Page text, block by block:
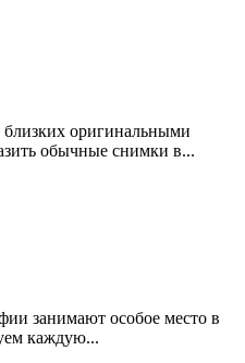
близких оригинальными
обычные снимки в...
занимают особое место в
каждую...